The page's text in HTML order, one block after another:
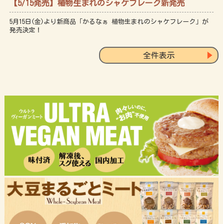
【5/15発売】植物生まれのシャケフレーク新発売
5月15日(金)より新商品「かるなぁ 植物生まれのシャケフレーク」が
発売決定！
全件表示